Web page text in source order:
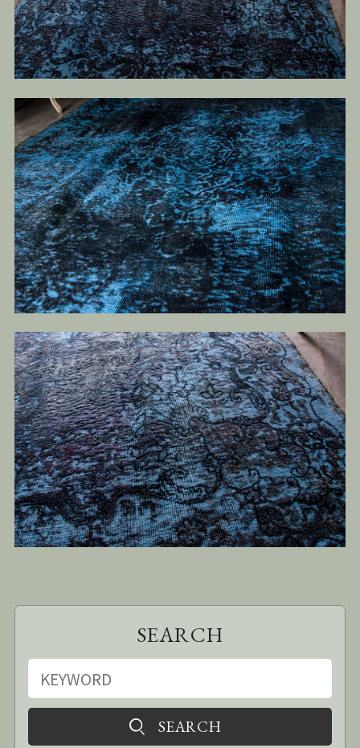
SEARCH